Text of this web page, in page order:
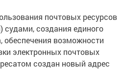
почтовых ресурсов
создания единого
обеспечения возможности
электронных почтовых
создан новый адрес